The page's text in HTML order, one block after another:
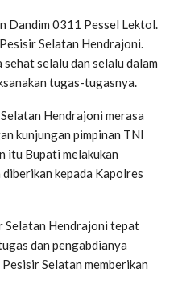
Dandim 0311 Pessel Lektol.
Selatan Hendrajoni.
selalu dan selalu dalam
tugas-tugasnya.
Hendrajoni merasa
kunjungan pimpinan TNI
itu Bupati melakukan
kepada Kapolres
Selatan Hendrajoni tepat
dan pengabdianya
Selatan memberikan